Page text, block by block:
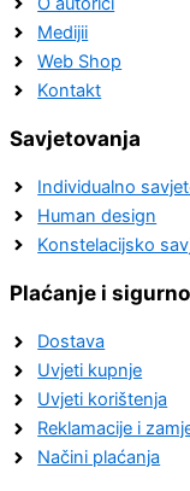
Medijii
Web Shop
Kontakt
Savjetovanja
Individualno
Human design
Konstelacijsko
Plaćanje i
Dostava
Uvjeti kupnje
Uvjeti korištenja
Reklamacije i
Načini plaćanja